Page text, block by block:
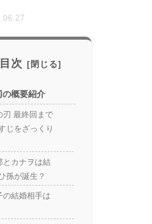
目次
の概要紹介
刃 最終回まで
じをざっくり
とカナヲは結
孫が誕生？
の結婚相手は